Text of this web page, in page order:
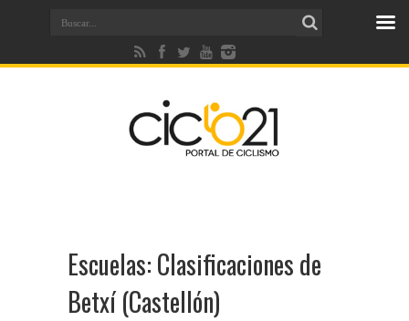
Escuelas: Clasificaciones de
Betxí (Castellón)